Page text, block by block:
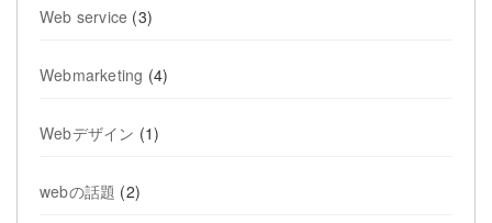
Web service (3)
Webmarketing (4)
Webデザイン (1)
webの話題 (2)